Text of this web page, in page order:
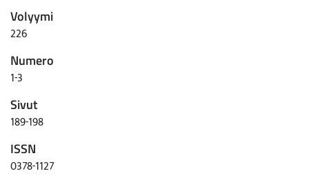
Volyymi
226
Numero
1-3
Sivut
189-198
ISSN
0378-1127